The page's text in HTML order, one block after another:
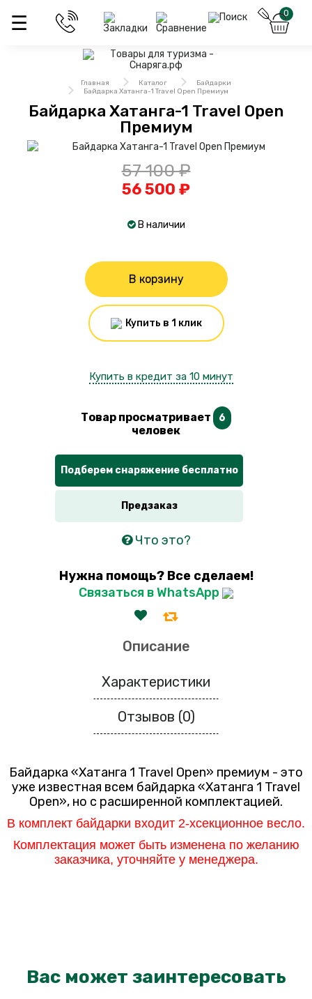
0
Главная Каталог
Байдарки
Байдарка Хатанга-1 Travel Open Премиум
Байдарка Хатанга-1 Travel Open
Премиум
57 100 ₽
56 500 ₽
В наличии
В корзину
Купить в 1 клик
Купить в кредит за 10 минут
Товар просматривает 6
человек
Подберем снаряжение бесплатно
Предзаказ
Что это?
Нужна помощь? Все сделаем!
Связаться в WhatsApp
Описание
Характеристики
Отзывов (0)
Байдарка «Хатанга 1 Travel Open» премиум - это
уже известная всем байдарка «Хатанга 1 Travel
Open», но с расширенной комплектацией.
В комплект байдарки входит 2-хсекционное весло.
Комплектация может быть изменена по желанию
заказчика, уточняйте у менеджера.
Вас может заинтересовать